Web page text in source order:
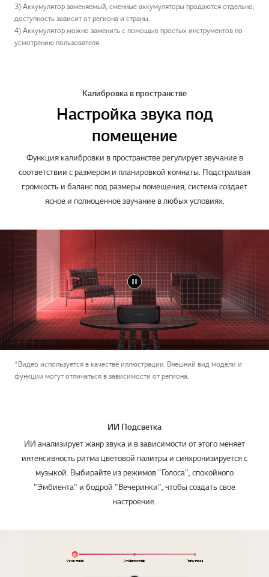
3) Аккумулятор заменяемый, сменные аккумуляторы продаются отдельно,
доступность зависит от региона и страны.
4) Аккумулятор можно заменить с помощью простых инструментов по
усмотрению пользователя.
Калибровка в пространстве
Настройка звука под
помещение
Функция калибровки в пространстве регулирует звучание в
соответствии с размером и планировкой комнаты. Подстраивая
громкость и баланс под размеры помещения, система создает
ясное и полноценное звучание в любых условиях.
*Видео используется в качестве иллюстрации. Внешний вид модели и
функции могут отличаться в зависимости от региона.
ИИ Подсветка
ИИ анализирует жанр звука и в зависимости от этого меняет
интенсивность ритма цветовой палитры и синхронизируется с
музыкой. Выбирайте из режимов "Голоса", спокойного
"Эмбиента" и бодрой "Вечеринки", чтобы создать свое
настроение.